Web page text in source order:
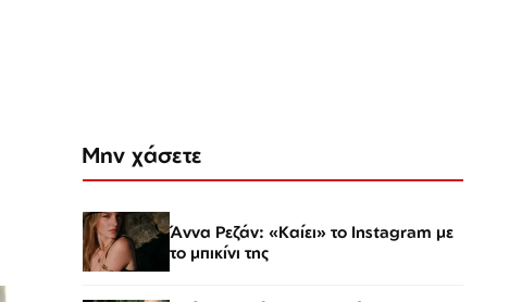
Μην χάσετε
Άννα Ρεζάν: «Καίει» το Instagram με
το μπικίνι της